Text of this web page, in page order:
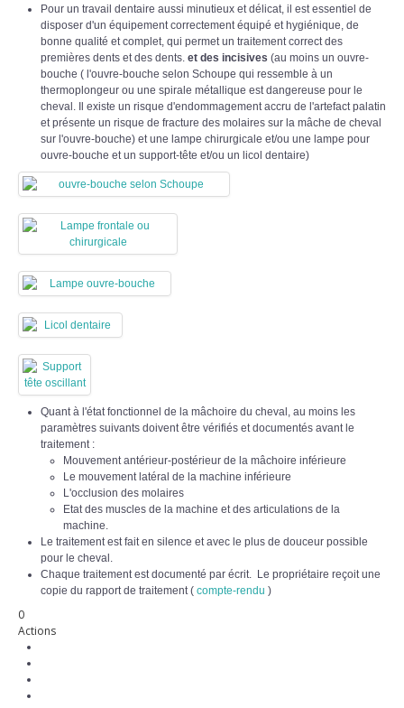
Pour un travail dentaire aussi minutieux et délicat, il est essentiel de
disposer d'un équipement correctement équipé et hygiénique, de
bonne qualité et complet, qui permet un traitement correct des
premières dents et des dents. et des incisives (au moins un ouvre-
bouche ( l'ouvre-bouche selon Schoupe qui ressemble à un
thermoplongeur ou une spirale métallique est dangereuse pour le
cheval. Il existe un risque d'endommagement accru de l'artefact palatin
et présente un risque de fracture des molaires sur la mâche de cheval
sur l'ouvre-bouche) et une lampe chirurgicale et/ou une lampe pour
ouvre-bouche et un support-tête et/ou un licol dentaire)
Quant à l'état fonctionnel de la mâchoire du cheval, au moins les
paramètres suivants doivent être vérifiés et documentés avant le
traitement :
Mouvement antérieur-postérieur de la mâchoire inférieure
Le mouvement latéral de la machine inférieure
L'occlusion des molaires
Etat des muscles de la machine et des articulations de la
machine.
Le traitement est fait en silence et avec le plus de douceur possible
pour le cheval.
Chaque traitement est documenté par écrit. Le propriétaire reçoit une
copie du rapport de traitement ( compte-rendu )
0
Actions